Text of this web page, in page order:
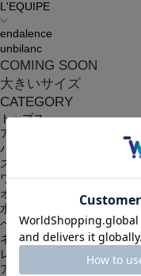
L'EQUIPE
endalence
unbilanc
COMING SOON
大きいサイズ
CATEGORY
トップス
アウター
パンツ
スカート
ワンピース
オールインワン・サロペット
水着
ヘッドウェア
ネックウェア
レッグウェア
アンダーウェア